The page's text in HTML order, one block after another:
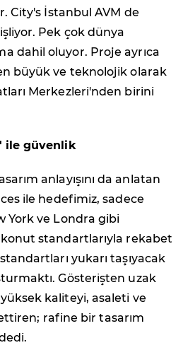
City's İstanbul AVM de
Pek çok dünya
dahil oluyor. Proje ayrıca
büyük ve teknolojik olarak
Merkezleri'nden birini
ile güvenlik
anlayışını da anlatan
ile hedefimiz, sadece
York ve Londra gibi
standartlarıyla rekabet
yukarı taşıyacak
Gösterişten uzak
kaliteyi, asaleti ve
rafine bir tasarım